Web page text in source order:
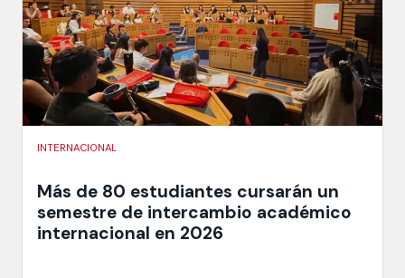
INTERNACIONAL
Más de 80 estudiantes cursarán un
semestre de intercambio académico
internacional en 2026